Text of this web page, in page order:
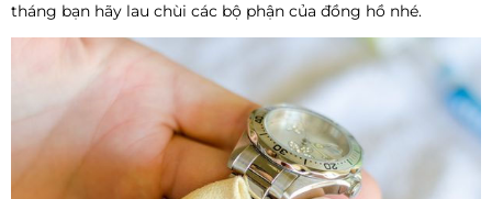
tháng bạn hãy lau chùi các bộ phận của đồng hồ nhé.